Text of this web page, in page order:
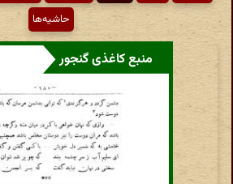
حاشیه‌ها
منبع کاغذی گنجور